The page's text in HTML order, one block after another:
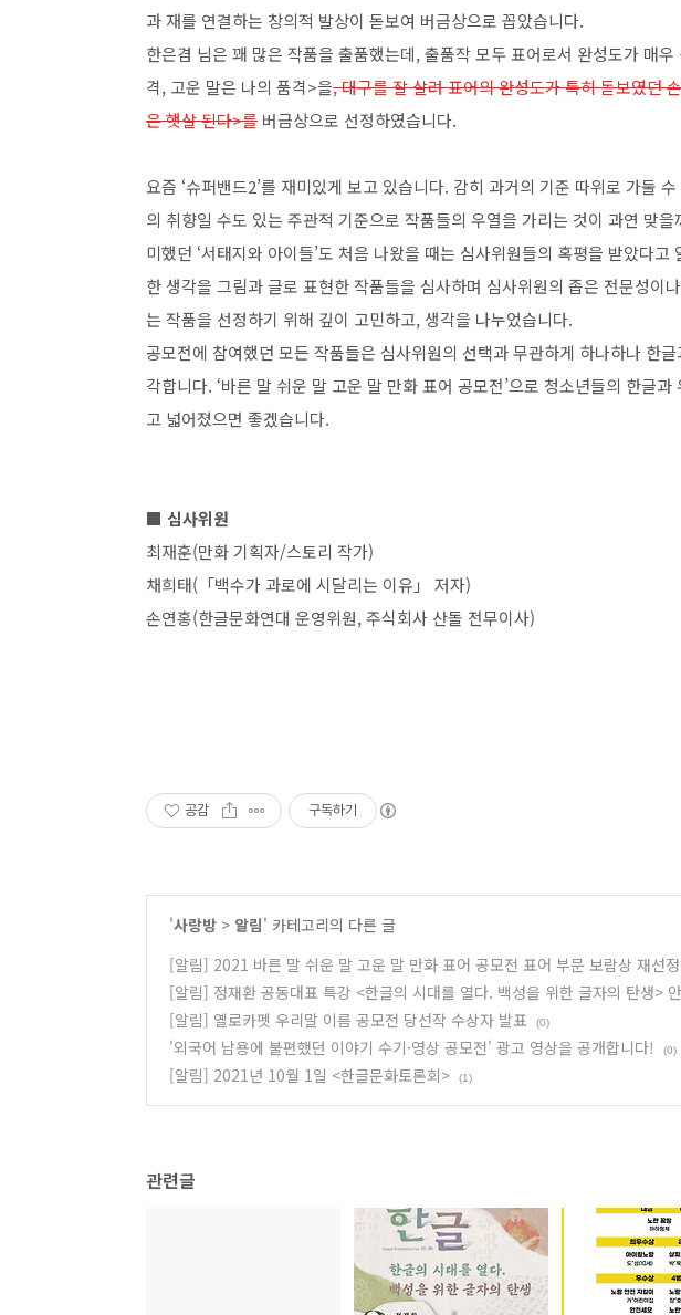
과 재를 연결하는 창의적 발상이 돋보여 버금상으로 꼽았습니다.
한은겸 님은 꽤 많은 작품을 출품했는데,출품작 모두 표어로서 완성도가 매우
격, 고운 말은 나의 품격>을, 대구를 잘 살려 표어의 완성도가 특히 돋보였던
은 햇살 된다>를 버금상으로 선정하였습니다.
요즘 ‘슈퍼밴드2’를 재미있게 보고 있습니다. 감히 과거의 기준 따위로 가둘
의 취향일 수도 있는 주관적 기준으로 작품들의 우열을 가리는 것이 과연 맞
미했던 ‘서태지와 아이들’도 처음 나왔을 때는 심사위원들의 혹평을 받았다고
한 생각을 그림과 글로 표현한 작품들을 심사하며 심사위원의 좁은 전문성이
는 작품을 선정하기 위해 깊이 고민하고,생각을 나누었습니다.
공모전에 참여했던 모든 작품들은 심사위원의 선택과 무관하게 하나하나 한
각합니다. ‘바른 말 쉬운 말 고운 말 만화 표어 공모전’으로 청소년들의 한글과
고 넓어졌으면 좋겠습니다.
■ 심사위원
최재훈(만화 기획자/스토리 작가)
채희태( 「백수가 과로에 시달리는 이유」 저자)
손연홍(한글문화연대 운영위원, 주식회사 산돌 전무이사)
공감 구독하기
'사랑방 > 알림' 카테고리의 다른 글
[알림] 2021 바른 말 쉬운 말 고운 말 만화 표어 공모전 표어 부문 보람상 재선정
[알림] 정재환 공동대표 특강 <한글의 시대를 열다. 백성을 위한 글자의 탄생>
[알림] 옐로카펫 우리말 이름 공모전 당선작 수상자 발표 (0)
'외국어 남용에 불편했던 이야기 수기·영상 공모전' 광고 영상을 공개합니다! (0)
[알림] 2021년 10월 1일 <한글문화토론회> (1)
관련글